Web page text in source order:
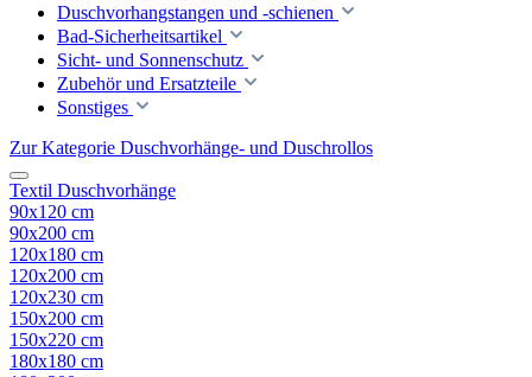
Duschvorhangstangen und -schienen
Bad-Sicherheitsartikel
Sicht- und Sonnenschutz
Zubehör und Ersatzteile
Sonstiges
Zur Kategorie Duschvorhänge- und Duschrollos
Textil Duschvorhänge
90x120 cm
90x200 cm
120x180 cm
120x200 cm
120x230 cm
150x200 cm
150x220 cm
180x180 cm